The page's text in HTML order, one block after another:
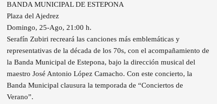
BANDA MUNICIPAL DE ESTEPONA
Plaza del Ajedrez
Domingo, 25-Ago, 21:00 h.
Serafín Zubiri recreará las canciones más emblemáticas y
representativas de la década de los 70s, con el acompañamiento de
la Banda Municipal de Estepona, bajo la dirección musical del
maestro José Antonio López Camacho. Con este concierto, la
Banda Municipal clausura la temporada de “Conciertos de
Verano”.